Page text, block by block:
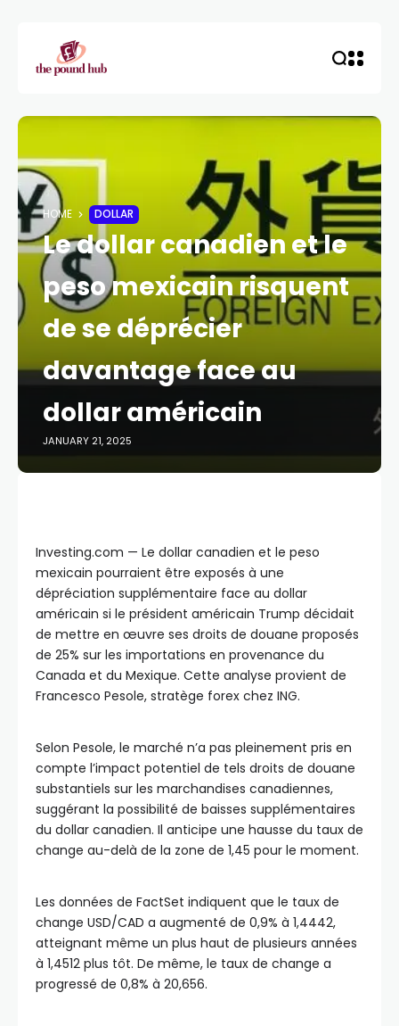
HOME DOLLAR
Le dollar canadien et le
peso mexicain risquent
de se déprécier
davantage face au
dollar américain
JANUARY 21, 2025
Investing.com — Le dollar canadien et le peso
mexicain pourraient être exposés à une
dépréciation supplémentaire face au dollar
américain si le président américain Trump décidait
de mettre en œuvre ses droits de douane proposés
de 25% sur les importations en provenance du
Canada et du Mexique. Cette analyse provient de
Francesco Pesole, stratège forex chez ING.
Selon Pesole, le marché n’a pas pleinement pris en
compte l’impact potentiel de tels droits de douane
substantiels sur les marchandises canadiennes,
suggérant la possibilité de baisses supplémentaires
du dollar canadien. Il anticipe une hausse du taux de
change au-delà de la zone de 1,45 pour le moment.
Les données de FactSet indiquent que le taux de
change USD/CAD a augmenté de 0,9% à 1,4442,
atteignant même un plus haut de plusieurs années
à 1,4512 plus tôt. De même, le taux de change a
progressé de 0,8% à 20,656.